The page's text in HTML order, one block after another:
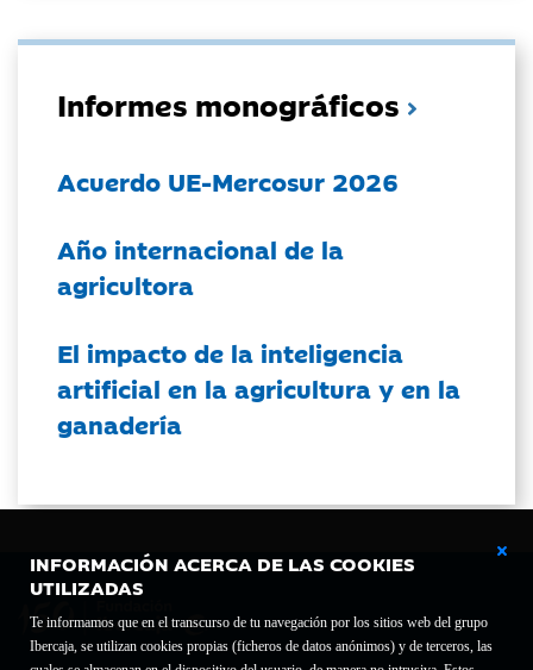
INFORMACIÓN ACERCA DE LAS COOKIES
UTILIZADAS
Te informamos que en el transcurso de tu navegación por los sitios web del grupo
Ibercaja, se utilizan cookies propias (ficheros de datos anónimos) y de terceros, las
Informes monográficos
Acuerdo UE-Mercosur 2026
Año internacional de la
agricultora
El impacto de la inteligencia
artificial en la agricultura y en la
ganadería